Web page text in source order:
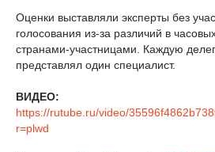
Оценки выставляли эксперты без
голосования из-за различий в
странами-участницами. Каждую
представлял один специалист.
ВИДЕО:
https://rutube.ru/video/
r=plwd